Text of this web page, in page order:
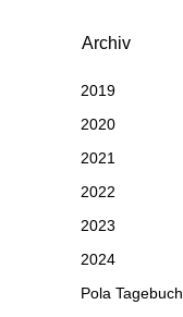
Archiv
2019
2020
2021
2022
2023
2024
Pola Tagebuch